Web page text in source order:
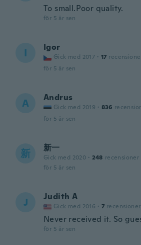
To small.Poor quality.
för 5 år sen
I Igor
Gick med 2017 · 17
för 5 år sen
A Andrus
Gick med 2019 · 836
för 5 år sen
新 新一
Gick med 2020 · 248 recensioner
för 5 år sen
J Judith A
Gick med 2016 · 7 recensioner
Never received it. So
för 5 år sen